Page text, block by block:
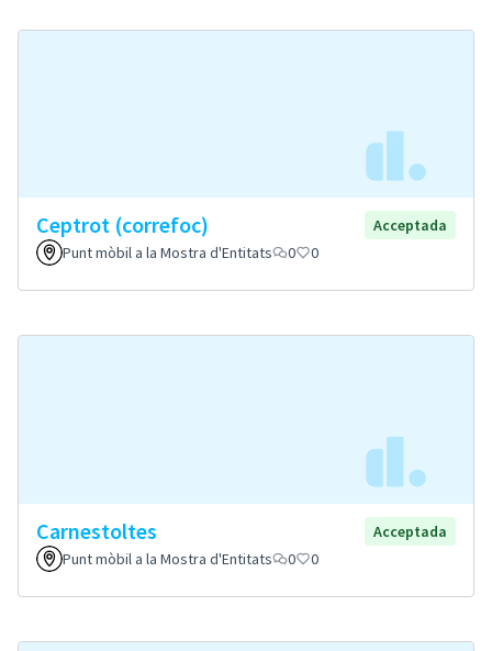
Ceptrot (correfoc)
Acceptada
Punt mòbil a la Mostra d'Entitats
0 0
Carnestoltes
Acceptada
Punt mòbil a la Mostra d'Entitats
0 0